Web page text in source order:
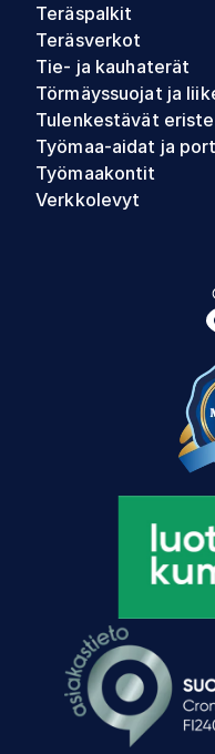
Teräspalkit
Teräsverkot
Tie- ja kauhaterät
Törmäyssuojat ja
Tulenkestävät
Työmaa-aidat ja
Työmaakontit
Verkkolevyt